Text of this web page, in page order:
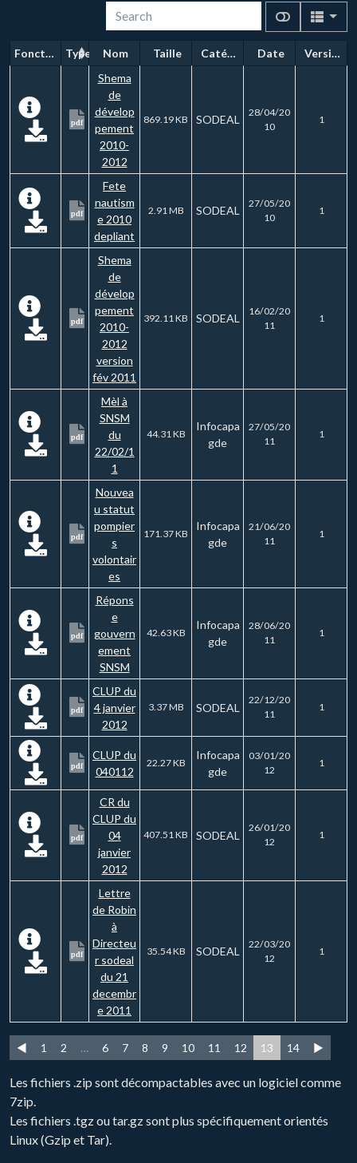
Fonctions Type Nom Taille Catégorie Date Version
pdf
Shema
de
dévelop
pement
2010-
2012
869.19 KB SODEAL
28/04/20
10
1
pdf
Fete
nautism
e 2010
depliant
2.91 MB SODEAL
27/05/20
10
1
pdf
Shema
de
dévelop
pement
2010-
2012
version
fév 2011
392.11 KB SODEAL
16/02/20
11
1
pdf
Mèl à
SNSM
du
22/02/1
1
44.31 KB
Infocapa
gde
27/05/20
11
1
pdf
Nouvea
u statut
pompier
s
volontair
es
171.37 KB
Infocapa
gde
21/06/20
11
1
pdf
Répons
e
gouvern
ement
SNSM
42.63 KB
Infocapa
gde
28/06/20
11
1
pdf
CLUP du
4 janvier
2012
3.37 MB SODEAL
22/12/20
11
1
pdf
CLUP du
040112
22.27 KB
Infocapa
gde
03/01/20
12
1
pdf
CR du
CLUP du
04
janvier
2012
407.51 KB SODEAL
26/01/20
12
1
pdf
Lettre
de Robin
à
Directeu
r sodeal
du 21
decembr
e 2011
35.54 KB SODEAL
22/03/20
12
1
◄ 1 2 … 6 7 8 9 10 11 12 13 14 ►
Les fichiers .zip sont décompactables avec un logiciel comme
7zip.
Les fichiers .tgz ou tar.gz sont plus spécifiquement orientés
Linux (Gzip et Tar).